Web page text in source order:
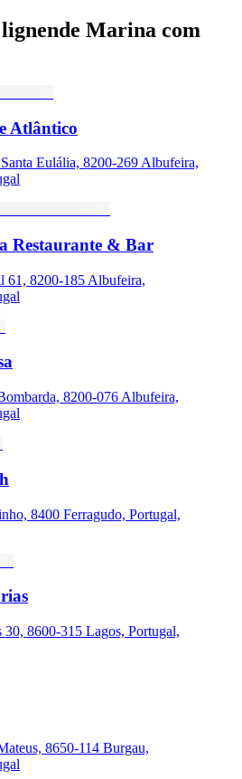
Marina com
Atlântico
Eulália, 8200-269 Albufeira,
Restaurante & Bar
61, 8200-185 Albufeira,
8200-076 Albufeira,
8400 Ferragudo, Portugal,
8600-315 Lagos, Portugal,
8650-114 Burgau,